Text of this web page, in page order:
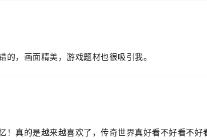
，画面精美，游戏题材也很吸引我。
！真的是越来越喜欢了，传奇世界真好看不好看不